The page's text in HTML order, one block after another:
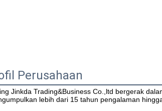
Perusahaan
Jinkda Trading&Business Co.,ltd bergerak
lebih dari 15 tahun pengalaman